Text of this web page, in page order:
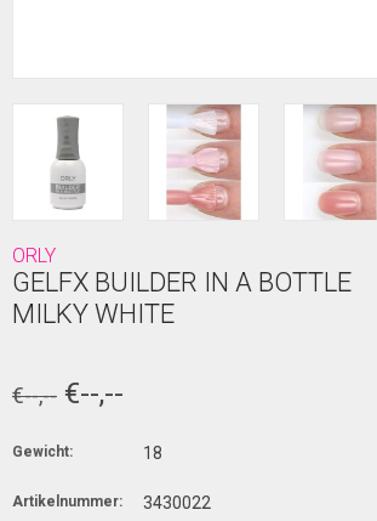
ORLY
GELFX BUILDER IN A BOTTLE
MILKY WHITE
€--,-- €--,--
Gewicht: 18
Artikelnummer: 3430022